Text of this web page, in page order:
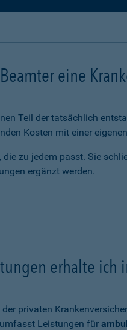
eine
Teil der tatsächlich
Kosten mit einer
die zu jedem passt. Sie
ergänzt werden.
erhalte ich
privaten
Leistungen für